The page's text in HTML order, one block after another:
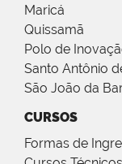
Maricá
Quissamã
Polo de
Santo Antônio
São João da
CURSOS
Formas de